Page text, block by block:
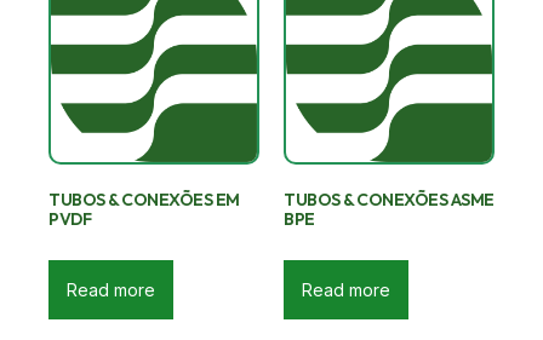
TUBOS & CONEXÕES EM
PVDF
Read more
TUBOS & CONEXÕES ASME
BPE
Read more